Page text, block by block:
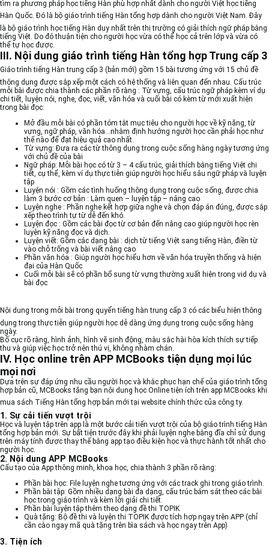
tìm ra phương pháp học tiếng Hàn phù hợp nhất dành cho người Việt học tiếng
Hàn Quốc. Đó là bộ giáo trình tiếng Hàn tổng hợp dành cho người Việt Nam. Đây
là bộ giáo trình học tiếng Hàn duy nhất trên thị trường có giải thích ngữ pháp bằng
tiếng Việt. Do đó thuận tiện cho người học vừa có thể học cả trên lớp và vừa có
thể tự học được.
III. Nội dung giáo trình tiếng Hàn tổng hợp Trung cấp 3
Giáo trình tiếng Hàn trung cấp 3 (bản mới) gồm 15 bài tương ứng với 15 chủ đề
thông dụng được sắp xếp một cách có hệ thống và liên quan đến nhau. Cấu trúc
mỗi bài được chia thành các phần rõ ràng : Từ vựng, cấu trúc ngữ pháp kèm ví dụ
chi tiết, luyện nói, nghe, đọc, viết, văn hóa và cuối bài có kèm từ mới xuất hiện
trong bài đọc:
Mở đầu mỗi bài có phần tóm tắt mục tiêu cho người học về kỹ năng, từ
vựng, ngữ pháp, văn hóa…nhằm định hướng người học cần phải học như
thế nào để đạt hiệu quả cao nhất.
Từ vựng: Đưa ra các từ thông dụng trong cuộc sống hàng ngày tương ứng
với chủ đề của bài
Ngữ pháp: Mỗi bài học có từ 3 – 4 cấu trúc, giải thích bằng tiếng Việt chi
tiết, cụ thể, kèm ví dụ thực tiễn giúp người học hiểu sâu ngữ pháp và luyện
tập
Luyện nói : Gồm các tình huống thông dụng trong cuộc sống, được chia
làm 3 bước cơ bản : Làm quen – luyện tập – nâng cao
Luyện nghe : Phần nghe kết hợp giữa nghe và chọn đáp án đúng, được sắp
xếp theo trình tự từ dễ đến khó.
Luyện đọc : Gồm các bài đọc từ cơ bản đến nâng cao giúp người học rèn
luyện kỹ năng đọc và dịch.
Luyện viết: Gồm các dạng bài : dịch từ tiếng Việt sang tiếng Hàn, điền từ
vào chỗ trống và bài viết nâng cao
Phần văn hóa : Giúp người học hiểu hơn về văn hóa truyền thống và hiện
đại của Hàn Quốc
Cuối mỗi bài sẽ có phần bổ sung từ vựng thường xuất hiện trong vid dụ và
bài đọc
Nội dung trong mỗi bài trong quyểntiếng hàn trung cấp 3 có các biểu hiện thông
dụng trong thực tiễn giúp người học dễ dàng ứng dụng trong cuộc sống hàng
ngày.
Bố cục rõ ràng, hình ảnh, hình vẽ sinh động, màu sắc hài hòa kích thích sự tiếp
thu và giúp việc học trở nên thú vị, không nhàm chán.
IV. Học online trên APP MCBooks tiện dụng mọi lúc
mọi nơi
Dựa trên sự đáp ứng nhu cầu người học và khắc phục hạn chế của giáo trình tổng
hợp bản cũ, MCBooks tặng bạn nội dung học Online tiện ích trên app MCBooks khi
mua sách Tiếng Hàn tổng hợp bản mới tại website chính thức của công ty.
1. Sự cải tiến vượt trội
Học và luyện tập trên app là một bước cải tiến vượt trội của bộ giáo trình tiếng Hàn
tổng hợp bản mới. Sự bất tiện trước đây khi phải luyện nghe bằng đĩa chỉ sử dụng
trên máy tính được thay thế bằng app tạo điều kiện học và thực hành tốt nhất cho
người học.
2. Nội dung APP MCBooks
Cấu tạo của App thông minh, khoa học, chia thành 3 phần rõ ràng:
Phần bài học: File luyện nghe tương ứng với các track ghi trong giáo trình.
Phần bài tập: Gồm nhiều dạng bài đa dạng, cấu trúc bám sát theo các bài
học trong giáo trình và kèm lời giải chi tiết.
Phần bài luyện tập thêm theo dạng đề thi TOPIK
Quà tặng: Bộ đề thi và luyện thi TOPIK được tích hợp ngay trên APP (chỉ
cần cào ngay mã quà tặng trên bìa sách và học ngay trên App)
3. Tiện ích